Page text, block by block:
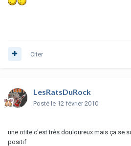
Citer
LesRatsDuRock
Posté le 12 février 2010
une otite c'est très douloureux mais ça se
positif